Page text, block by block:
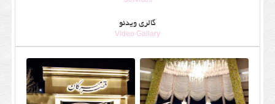
گالری ویدئو
Video Gallary